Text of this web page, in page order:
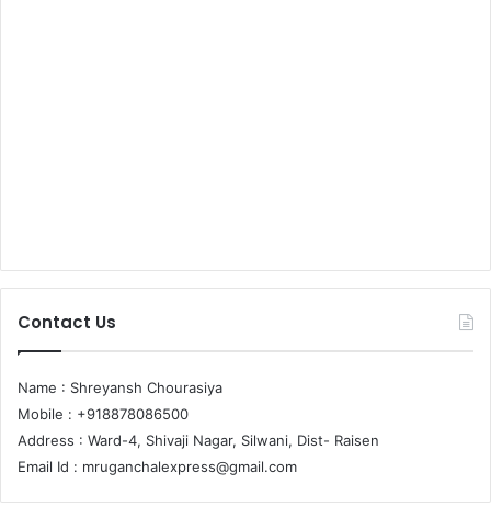
Contact Us
Name : Shreyansh Chourasiya
Mobile : +918878086500
Address : Ward-4, Shivaji Nagar, Silwani, Dist- Raisen
Email Id : mruganchalexpress@gmail.com